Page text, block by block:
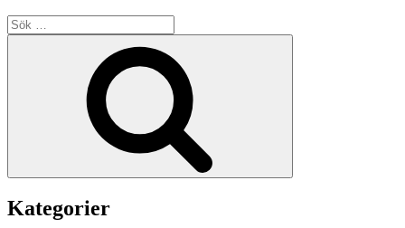
Sök
efter:
Kategorier